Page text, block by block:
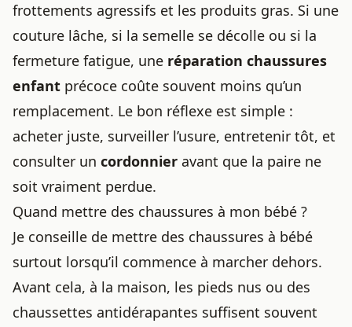
frottements agressifs et les produits gras. Si une
couture lâche, si la semelle se décolle ou si la
fermeture fatigue, une réparation chaussures
enfant précoce coûte souvent moins qu’un
remplacement. Le bon réflexe est simple :
acheter juste, surveiller l’usure, entretenir tôt, et
consulter un cordonnier avant que la paire ne
soit vraiment perdue.
Quand mettre des chaussures à mon bébé ?
Je conseille de mettre des chaussures à bébé
surtout lorsqu’il commence à marcher dehors.
Avant cela, à la maison, les pieds nus ou des
chaussettes antidérapantes suffisent souvent